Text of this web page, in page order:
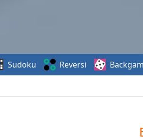
Sudoku Reversi